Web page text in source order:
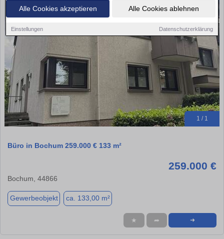
Alle Cookies akzeptieren Alle Cookies ablehnen
Einstellungen Datenschutzerklärung
1 / 1
Büro in Bochum 259.000 € 133 m²
259.000 €
Bochum, 44866
Gewerbeobjekt ca. 133,00 m²
★ ➦ ➜